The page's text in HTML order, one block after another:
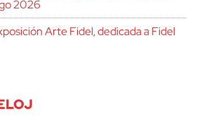
2026
Arte Fidel, dedicada a Fidel